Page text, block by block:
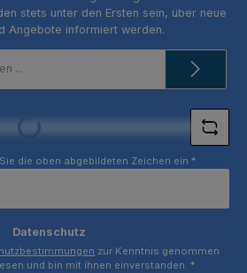
stets unter den Ersten sein, über neue
Angebote informiert werden.
Loading...
die oben abgebildeten Zeichen ein *
Datenschutz
zur Kenntnis genommen
und bin mit ihnen einverstanden. *